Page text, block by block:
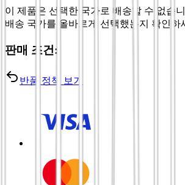
이 제품은 선택한 국가로 배송할 수 없습
배송 국가를 올바르게 선택했는지 확인하
판매 조건:
반품 정책 보기